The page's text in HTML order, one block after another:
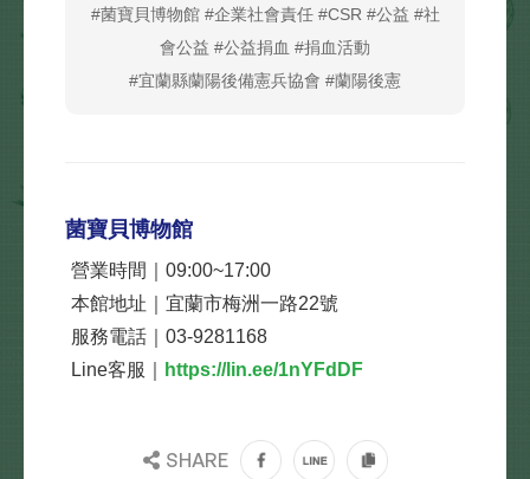
#菌寶貝博物館 #企業社會責任 #CSR #公益 #社
會公益 #公益捐血 #捐血活動
#宜蘭縣蘭陽後備憲兵協會 #蘭陽後憲
菌寶貝博物館
營業時間｜09:00~17:00
本館地址｜宜蘭市梅洲一路22號
服務電話｜03-9281168
Line客服｜
https://lin.ee/1nYFdDF
SHARE